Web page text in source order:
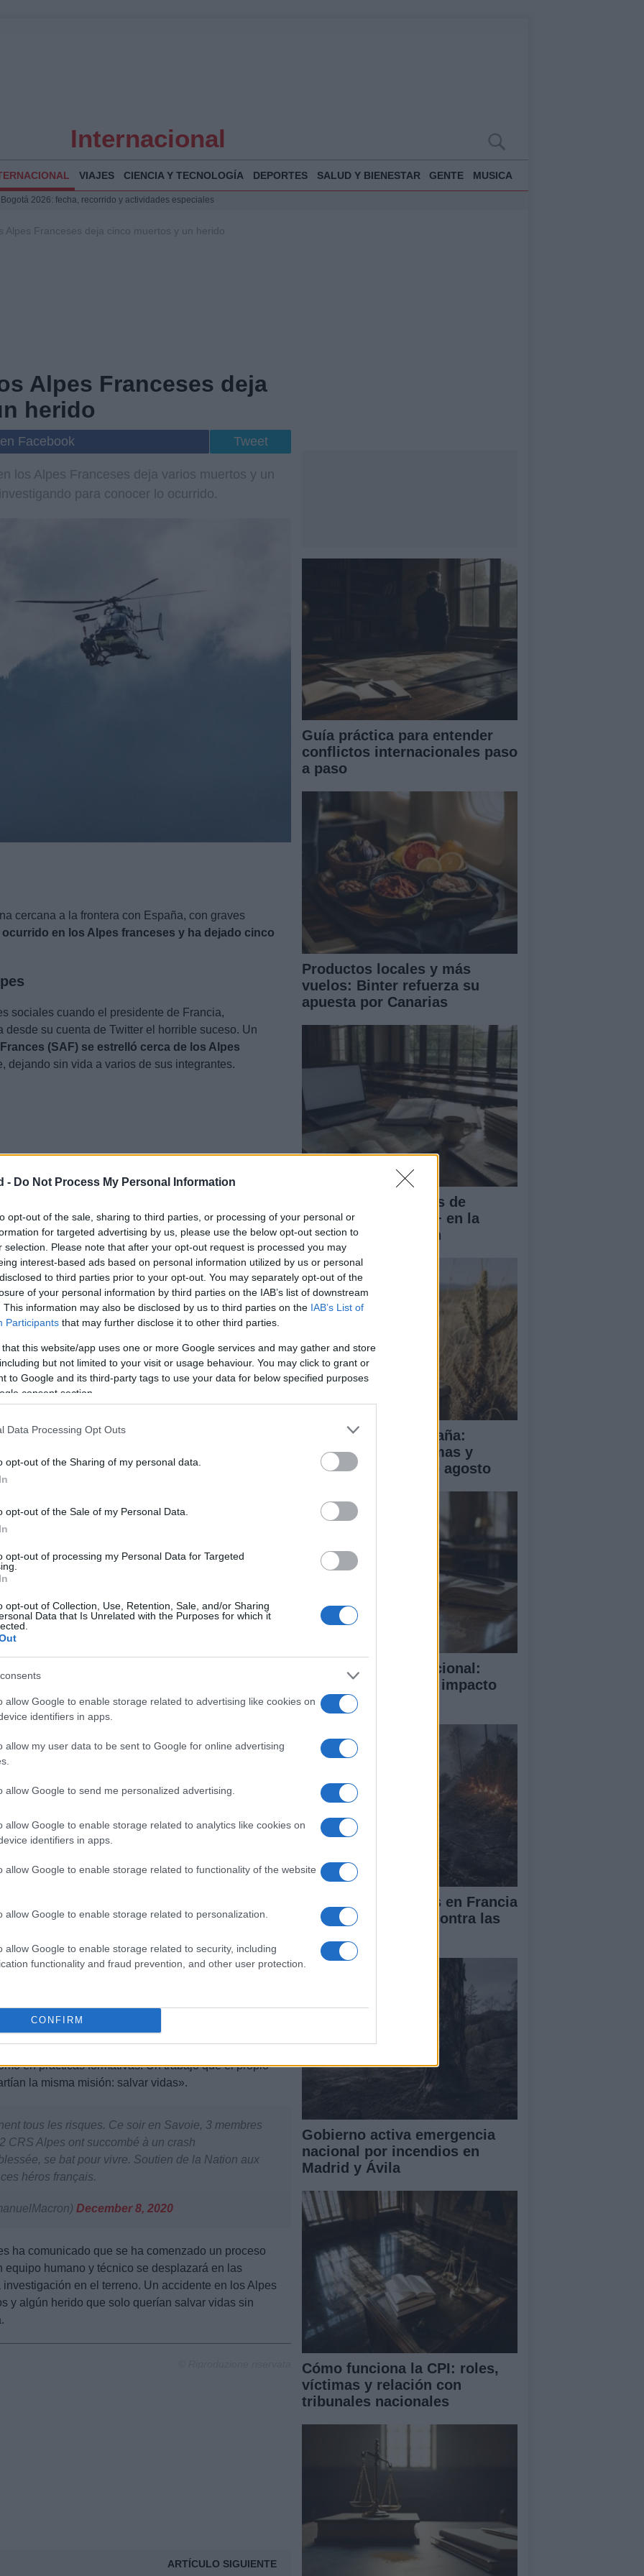
- Do Not Process My Personal Information
opt-out of the sale, sharing to third parties, or processing of your personal or
for targeted advertising by us, please use the below opt-out section to
selection. Please note that after your opt-out request is processed you may
interest-based ads based on personal information utilized by us or personal
to third parties prior to your opt-out. You may separately opt-out of the
of your personal information by third parties on the IAB’s list of downstream
This information may also be disclosed by us to third parties on the IAB’s List of
Participants that may further disclose it to other third parties.
that this website/app uses one or more Google services and may gather and store
but not limited to your visit or usage behaviour. You may click to grant or
to Google and its third-party tags to use your data for below specified purposes
consent section.
Data Processing Opt Outs
opt-out of the Sharing of my personal data.
opt-out of the Sale of my Personal Data.
opt-out of processing my Personal Data for Targeted
opt-out of Collection, Use, Retention, Sale, and/or Sharing
Data that Is Unrelated with the Purposes for which it
allow Google to enable storage related to advertising like cookies on
identifiers in apps.
allow my user data to be sent to Google for online advertising
allow Google to send me personalized advertising.
allow Google to enable storage related to analytics like cookies on
identifiers in apps.
allow Google to enable storage related to functionality of the website
allow Google to enable storage related to personalization.
allow Google to enable storage related to security, including
functionality and fraud prevention, and other user protection.
CONFIRM
Internacional
VIAJES CIENCIA Y TECNOLOGÍA DEPORTES SALUD Y BIENESTAR GENTE MUSICA
2026: fecha, recorrido y actividades especiales
Illa Plana: Menorca apuesta por el deporte náutico sostenible
Alpes Franceses deja cinco muertos y un herido
Alpes Franceses deja
herido
Facebook Tweet
los Alpes Franceses deja varios muertos y un
para conocer lo ocurrido.
cercana a la frontera con España, con graves
en los Alpes franceses y ha dejado cinco
sociales cuando el presidente de Francia,
desde su cuenta de Twitter el horrible suceso. Un
(SAF) se estrelló cerca de los Alpes
dejando sin vida a varios de sus integrantes.
privada de evacuaciones médicas y otros de
se encuentra hospitalizada de gravedad, pudo
y unas horas más tarde del incidente puede contar
a 1.800 metros de altitud
y no se descarta ninguna hipótesis. Por el
se estrelló durante una práctica aérea de
del lugar podrían haber provocado la pérdida del
francesessuelen ser testigos de accidentes de
varios muertos y heridos. Algo muy habitual
nieve y niebla, lo que impide una perfecta
trabajo de las víctimas del accidente de
de los rescatadores en zonas de montaña, bien
en prácticas formativas. Un trabajo que el propio
la misma misión: salvar vidas».
tous les risques. Ce soir en Savoie, 3 membres
CRS Alpes ont succombé à un crash
se bat pour vivre. Soutien de la Nation aux
héros français.
December 8, 2020
ha comunicado que se ha comenzado un proceso
equipo humano y técnico se desplazará en las
en el terreno. Un accidente en los Alpes
y algún herido que solo querían salvar vidas sin
ARTÍCULO SIGUIENTE
Guía práctica para entender
conflictos internacionales paso
a paso
Productos locales y más
vuelos: Binter refuerza su
apuesta por Canarias
Jornadas Nacionales de
Movilidad Erasmus+ en la
Universidad de Jaén
Ola de calor en España:
temperaturas extremas y
alertas hasta el 2 de agosto
Corte Penal Internacional:
cómo funciona y su impacto
global
Incendios forestales en Francia
y España: la lucha contra las
Gobierno activa emergencia
nacional por incendios en
Madrid y Ávila
Cómo funciona la CPI: roles,
víctimas y relación con
tribunales nacionales